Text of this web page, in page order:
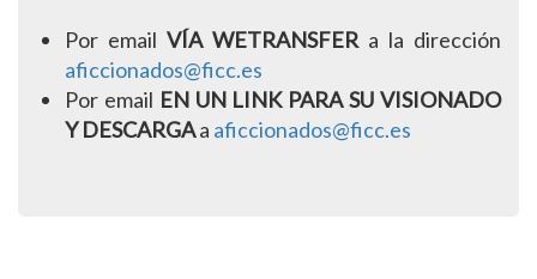
Por email VÍA WETRANSFER a la dirección
aficcionados@ficc.es
Por email EN UN LINK PARA SU VISIONADO
Y DESCARGAa aficcionados@ficc.es